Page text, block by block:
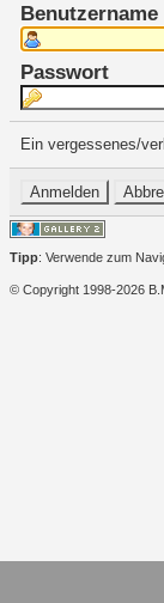
Benutzername
Passwort
Ein vergessenes/
Tipp: Verwende zum
© Copyright 1998-2026